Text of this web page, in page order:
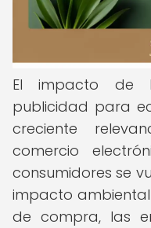
El impacto de
publicidad para
creciente
comercio
consumidores se
impacto ambiental
de compra, las